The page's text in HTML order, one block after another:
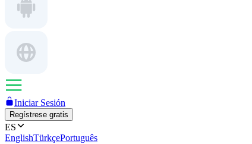
Iniciar Sesión
Regístrese gratis
ES
EnglishTürkçePortuguês